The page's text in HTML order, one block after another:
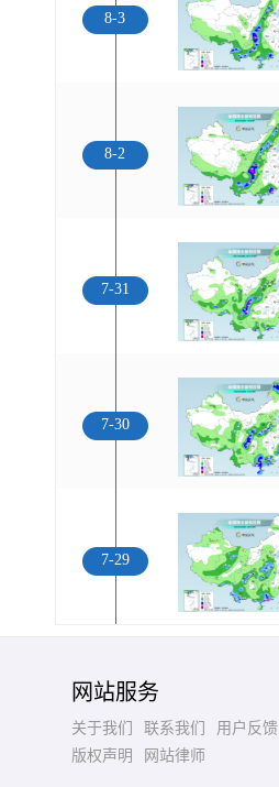
8-3
8-2
7-31
7-30
7-29
网站服务
关于我们 联系我们
用户反馈
版权声明
网站律师